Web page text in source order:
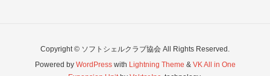
Copyright © ソフトシェルクラブ協会 All Rights Reserved.
Powered by WordPresswith Lightning Theme & VK All in One